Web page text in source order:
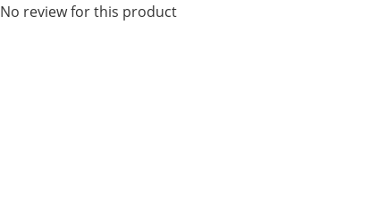
No review for this product